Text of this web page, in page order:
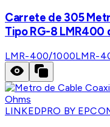
Carrete de 305
Tipo RG-8 LMR400
LMR-400/1000LMR-
LINKEDPRO BY